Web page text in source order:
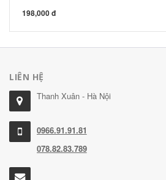
198,000 đ
LIÊN HỆ
Thanh Xuân - Hà Nội
0966.91.91.81
078.82.83.789